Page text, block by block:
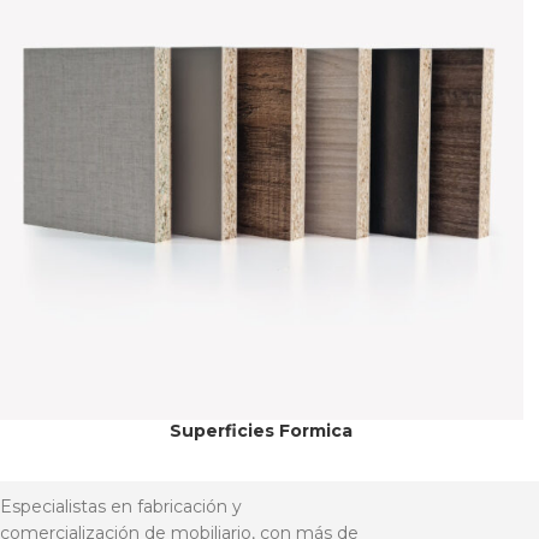
Superficies Formica
Especialistas en fabricación y
comercialización de mobiliario, con más de